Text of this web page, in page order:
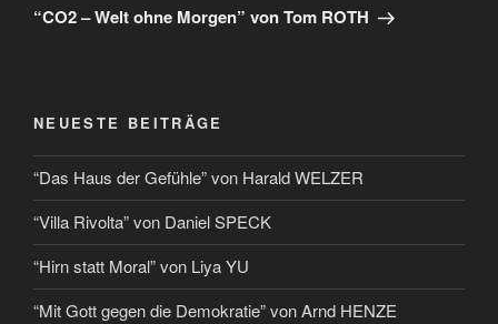
“CO2 – Welt ohne Morgen” von Tom ROTH
NEUESTE BEITRÄGE
“Das Haus der Gefühle” von Harald WELZER
“Villa Rivolta” von Daniel SPECK
“Hirn statt Moral” von Liya YU
“Mit Gott gegen die Demokratie” von Arnd HENZE